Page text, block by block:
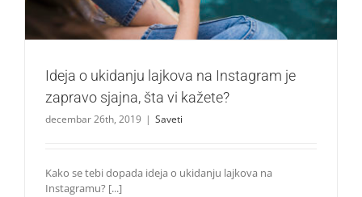
Ideja o ukidanju lajkova na Instagram je
zapravo sjajna, šta vi kažete?
decembar 26th, 2019 | Saveti
Kako se tebi dopada ideja o ukidanju lajkova na
Instagramu? [...]